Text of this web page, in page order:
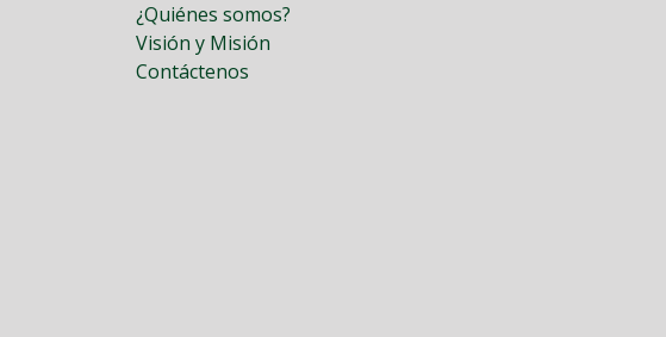
¿Quiénes somos?
Visión y Misión
Contáctenos